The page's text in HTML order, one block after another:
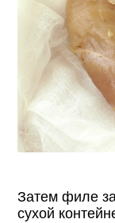
Затем филе
сухой